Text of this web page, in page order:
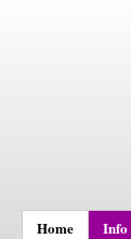
Home Info